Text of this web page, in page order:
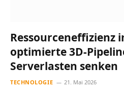
Ressourceneffizienz
optimierte 3D-
Serverlasten senken
TECHNOLOGIE 21. Mai 2026